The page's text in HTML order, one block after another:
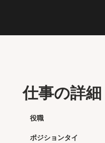
仕事の詳細
役職
ポジションタイ